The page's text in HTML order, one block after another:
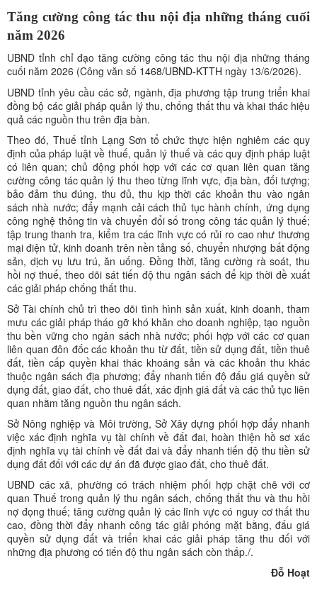
Tăng cường công tác thu nội địa những tháng cuối
năm 2026
UBND tỉnh chỉ đạo tăng cường công tác thu nội địa những tháng
cuối năm 2026 (Công văn số 1468/UBND-KTTH ngày 13/6/2026).
UBND tỉnh yêu cầu các sở, ngành, địa phương tập trung triển khai
đồng bộ các giải pháp quản lý thu, chống thất thu và khai thác hiệu
quả các nguồn thu trên địa bàn.
Theo đó, Thuế tỉnh Lạng Sơn tổ chức thực hiện nghiêm các quy
định của pháp luật về thuế, quản lý thuế và các quy định pháp luật
có liên quan; chủ động phối hợp với các cơ quan liên quan tăng
cường công tác quản lý thu theo từng lĩnh vực, địa bàn, đối tượng;
bảo đảm thu đúng, thu đủ, thu kịp thời các khoản thu vào ngân
sách nhà nước; đẩy mạnh cải cách thủ tục hành chính, ứng dụng
công nghệ thông tin và chuyển đổi số trong công tác quản lý thuế;
tập trung thanh tra, kiểm tra các lĩnh vực có rủi ro cao như thương
mại điện tử, kinh doanh trên nền tảng số, chuyển nhượng bất động
sản, dịch vụ lưu trú, ăn uống. Đồng thời, tăng cường rà soát, thu
hồi nợ thuế, theo dõi sát tiến độ thu ngân sách để kịp thời đề xuất
các giải pháp chống thất thu.
Sở Tài chính chủ trì theo dõi tình hình sản xuất, kinh doanh, tham
mưu các giải pháp tháo gỡ khó khăn cho doanh nghiệp, tạo nguồn
thu bền vững cho ngân sách nhà nước; phối hợp với các cơ quan
liên quan đôn đốc các khoản thu từ đất, tiền sử dụng đất, tiền thuê
đất, tiền cấp quyền khai thác khoáng sản và các khoản thu khác
thuộc ngân sách địa phương; đẩy nhanh tiến độ đấu giá quyền sử
dụng đất, giao đất, cho thuê đất, xác định giá đất và các thủ tục liên
quan nhằm tăng nguồn thu ngân sách.
Sở Nông nghiệp và Môi trường, Sở Xây dựng phối hợp đẩy nhanh
việc xác định nghĩa vụ tài chính về đất đai, hoàn thiện hồ sơ xác
định nghĩa vụ tài chính về đất đai và đẩy nhanh tiến độ thu tiền sử
dụng đất đối với các dự án đã được giao đất, cho thuê đất.
UBND các xã, phường có trách nhiệm phối hợp chặt chẽ với cơ
quan Thuế trong quản lý thu ngân sách, chống thất thu và thu hồi
nợ đọng thuế; tăng cường quản lý các lĩnh vực có nguy cơ thất thu
cao, đồng thời đẩy nhanh công tác giải phóng mặt bằng, đấu giá
quyền sử dụng đất và triển khai các giải pháp tăng thu đối với
những địa phương có tiến độ thu ngân sách còn thấp./.
Đỗ Hoạt